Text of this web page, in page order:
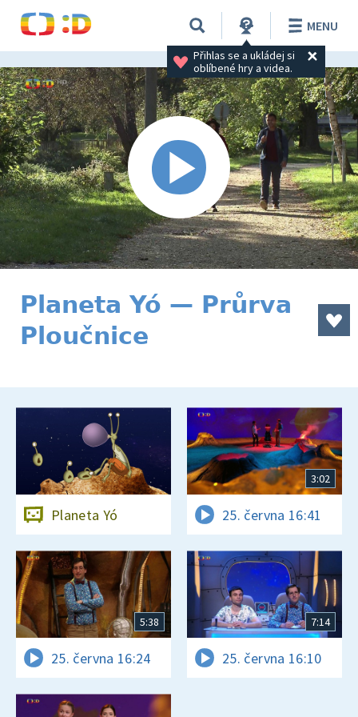
Přihlas se a ukládej si
oblíbené hry a videa.
MENU
Planeta Yó — Průrva
Ploučnice
Planeta Yó
3:02
25. června 16:41
5:38
25. června 16:24
7:14
25. června 16:10